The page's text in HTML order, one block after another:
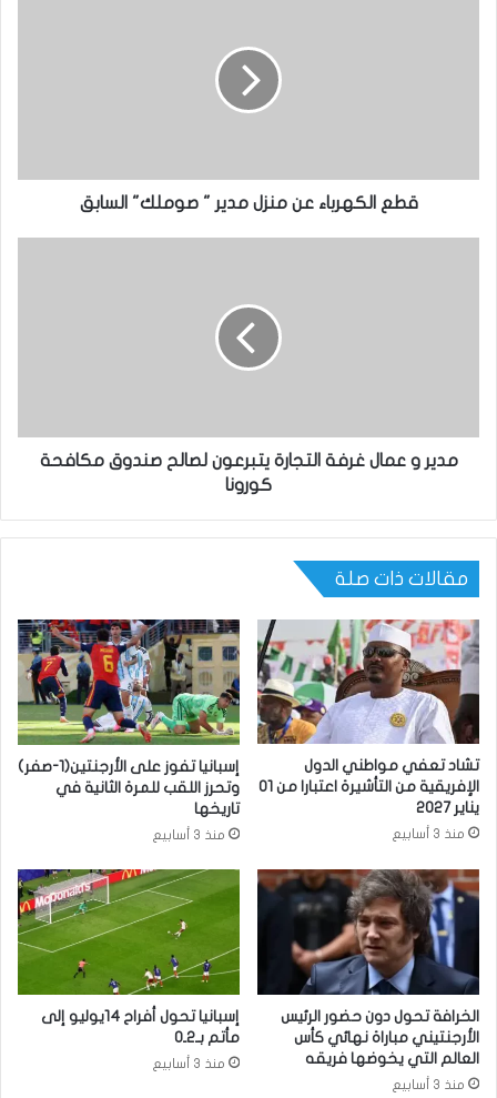
قطع الكهرباء عن منزل مدير " صوملك" السابق
مدير و عمال غرفة التجارة يتبرعون لصالح صندوق مكافحة
كورونا
مقالات ذات صلة
تشاد تعفي مواطني الدول
الإفريقية من التأشيرة اعتبارا من 01
يناير 2027
منذ 3 أسابيع
إسبانيا تفوز على الأرجنتين(1-صفر)
وتحرز اللقب للمرة الثانية في
تاريخها
منذ 3 أسابيع
الخرافة تحول دون حضور الرئيس
الأرجنتيني مباراة نهائي كأس
العالم التي يخوضها فريقه
منذ 3 أسابيع
إسبانيا تحول أفراح 14يوليو إلى
مأتم بـ2ـ0
منذ 3 أسابيع